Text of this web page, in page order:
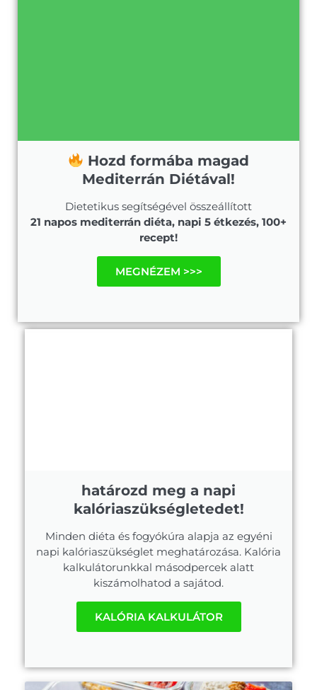
Hozd formába magad
Mediterrán Diétával!
Dietetikus segítségével összeállított
21 napos mediterrán diéta, napi 5 étkezés, 100+
recept!
MEGNÉZEM >>>
határozd meg a napi
kalóriaszükségletedet!
Minden diéta és fogyókúra alapja az egyéni
napi kalóriaszükséglet meghatározása. Kalória
kalkulátorunkkal másodpercek alatt
kiszámolhatod a sajátod.
KALÓRIA KALKULÁTOR